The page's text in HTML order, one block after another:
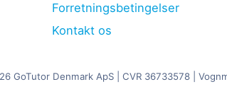
Forretningsbetingelser
Kontakt os
GoTutor Denmark ApS | CVR 36733578 |